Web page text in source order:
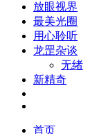
放眼视界
最美光圈
用心聆听
龙罡杂谈
无绪
新精奇
首页